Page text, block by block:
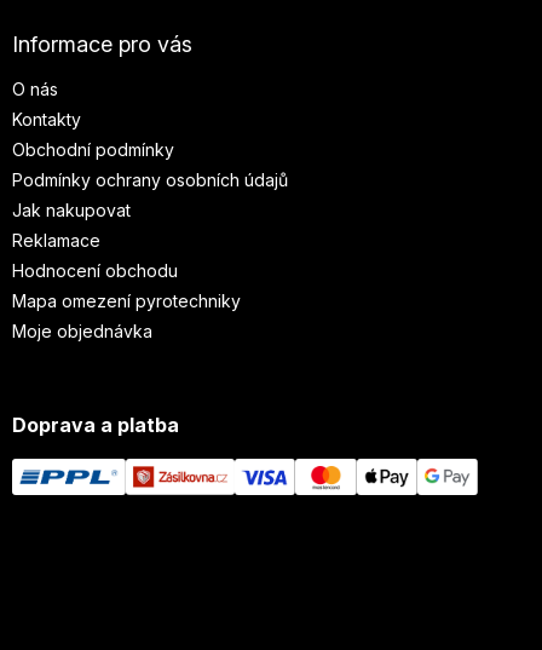
Informace pro vás
O nás
Kontakty
Obchodní podmínky
Podmínky ochrany osobních údajů
Jak nakupovat
Reklamace
Hodnocení obchodu
Mapa omezení pyrotechniky
Moje objednávka
Doprava a platba